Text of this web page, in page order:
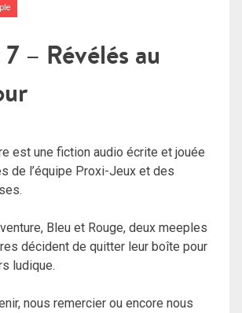
– Révélés au
est une fiction audio écrite et jouée
de l’équipe Proxi-Jeux et des
Bleu et Rouge, deux meeples
décident de quitter leur boîte pour
ludique.
nous remercier ou encore nous